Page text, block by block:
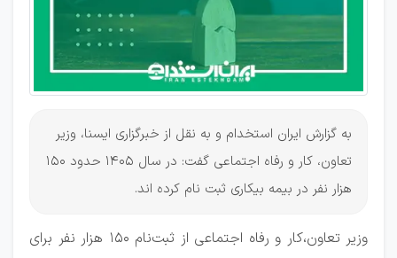
به گزارش ایران استخدام و به نقل از خبرگزاری ایسنا، وزیر
تعاون، کار و رفاه اجتماعی گفت: در سال 1405 حدود 150
هزار نفر در بیمه بیکاری ثبت نام کرده اند.
وزیر تعاون،کار و رفاه اجتماعی از ثبت‌نام ۱۵۰ هزار نفر برای